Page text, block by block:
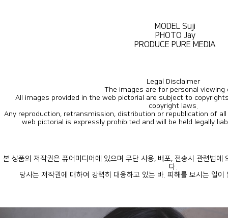
MODEL Suji
PHOTO Jay
PRODUCE PURE MEDIA
Legal Disclaimer
The images are for personal viewing
copyright laws.
web pictorial is expressly prohibited and will be held legally
다.
당사는 저작권에 대하여 강력히 대응하고 있는 바. 피해를 보시는 일